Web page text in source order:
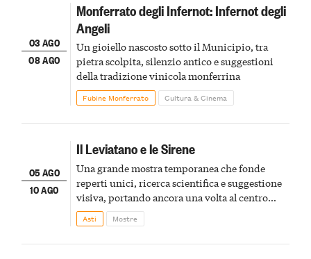
03 AGO
08 AGO
Monferrato degli Infernot: Infernot degli
Angeli
Un gioiello nascosto sotto il Municipio, tra
pietra scolpita, silenzio antico e suggestioni
della tradizione vinicola monferrina
Fubine Monferrato Cultura & Cinema
05 AGO
10 AGO
Il Leviatano e le Sirene
Una grande mostra temporanea che fonde
reperti unici, ricerca scientifica e suggestione
visiva, portando ancora una volta al centro
della scena le meraviglie del passato astigiano
Asti Mostre